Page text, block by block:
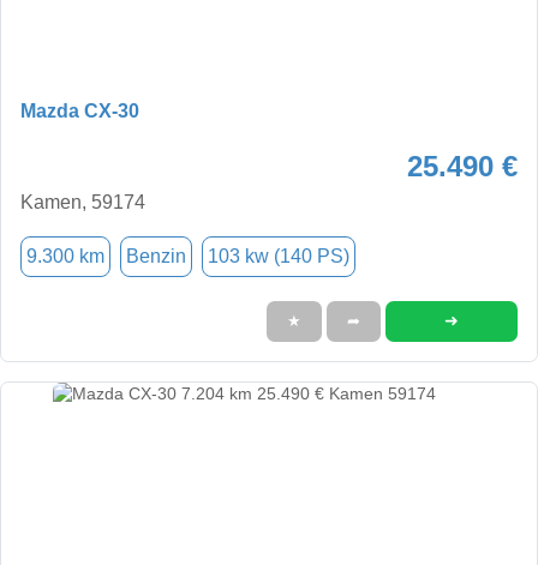
Mazda CX-30
25.490 €
Kamen, 59174
9.300 km Benzin 103 kw (140 PS)
★ ➦ ➜